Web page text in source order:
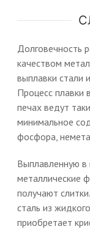
Долговечность
качеством
выплавки стали
Процесс плавки
печах ведут
минимальное
фосфора,
Выплавленную в
металлические
получают
сталь из
приобретает